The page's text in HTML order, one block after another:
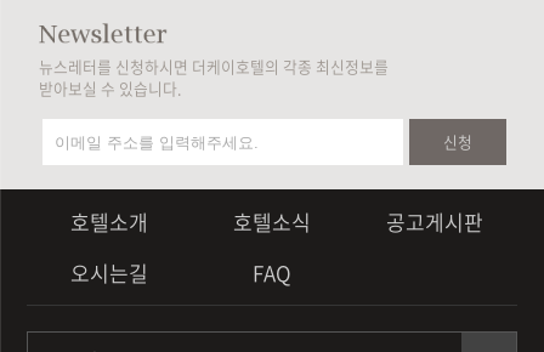
뉴스레터를 신청하시면 더케이호텔의 각종 최신정보를
받아보실 수 있습니다.
신청
호텔소개 호텔소식
공고게시판
오시는길
FAQ